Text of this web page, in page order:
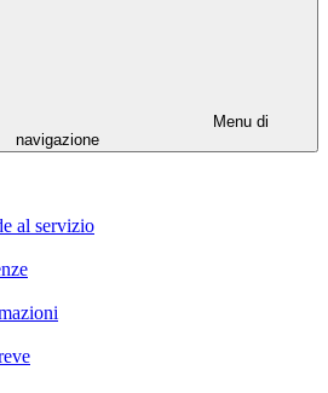
Menu di
navigazione
al servizio